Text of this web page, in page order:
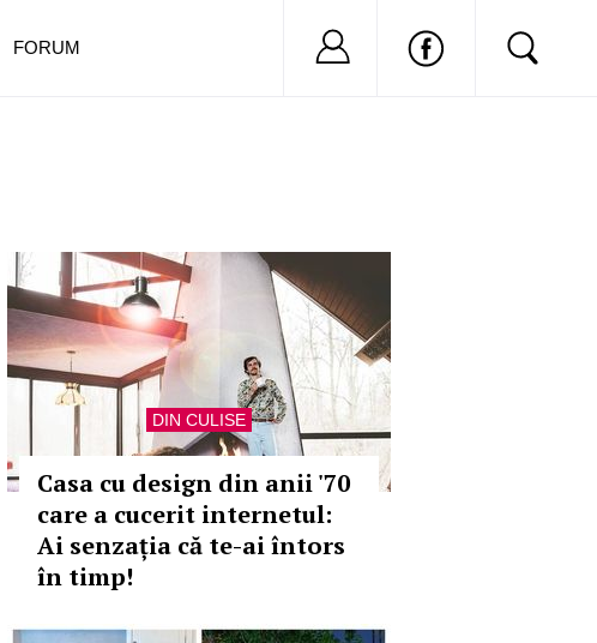
DIN CULISE
Casa cu design din anii '70
care a cucerit internetul:
Ai senzația că te-ai întors
în timp!
FORUM Nu ai cont?